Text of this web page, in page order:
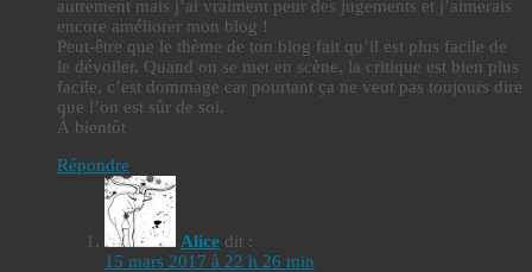
autrement mais j’ai vraiment peur des jugements et j’aimerais
encore améliorer mon blog !
Peut-être que le thème de ton blog fait qu’il est plus facile de
le dévoiler. Quand on se met en scène, la critique est bien plus
facile, c’est dommage car pourtant ça ne veut pas toujours dire
que l’on est sûr de soi.
À bientôt
Répondre
Alice dit :
15 mars 2017 à 22 h 26 min